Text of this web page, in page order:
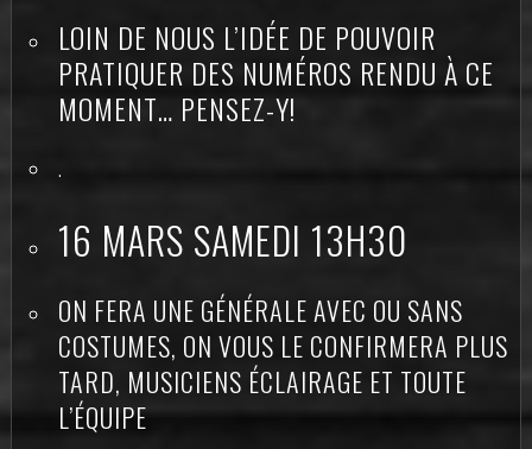
LOIN DE NOUS L’IDÉE DE POUVOIR
PRATIQUER DES NUMÉROS RENDU À CE
MOMENT… PENSEZ-Y!
.
16 MARS SAMEDI 13H30
ON FERA UNE GÉNÉRALE AVEC OU SANS
COSTUMES, ON VOUS LE CONFIRMERA PLUS
TARD, MUSICIENS ÉCLAIRAGE ET TOUTE
L’ÉQUIPE